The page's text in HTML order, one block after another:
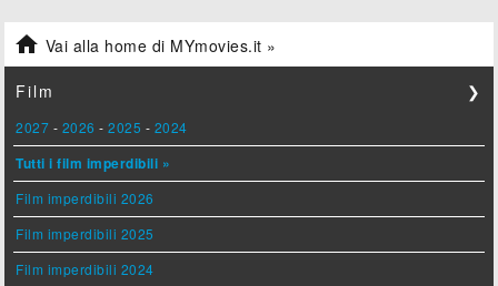
 Vai alla home di MYmovies.it »
Film ❯
2027 - 2026 -2025 - 2024
Tutti i film imperdibili »
Film imperdibili 2026
Film imperdibili 2025
Film imperdibili 2024